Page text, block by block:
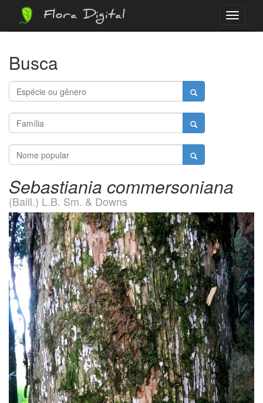
Menu
Flora Digital
Busca
Sebastiania commersoniana
(Baill.) L.B. Sm. & Downs